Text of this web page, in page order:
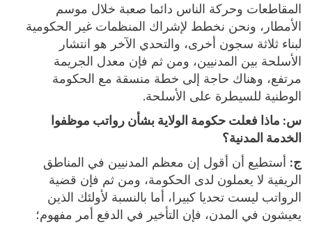
المقاطعات وحركة الناس دائما صعبة خلال موسم
الأمطار، ونحن نخطط لإشراك المنظمات غير الحكومية
لبناء ثلاثة سجون أخرى، والتحدي الآخر هو انتشار
الأسلحة بين المدنيين، ومن ثم فإن معدل الجريمة
مرتفع، وهناك حاجة إلى خطة منسقة مع الحكومة
الوطنية للسيطرة على الأسلحة.
س: ماذا فعلت حكومة الولاية بشأن رواتب موظفوا
الخدمة المدنية؟
ج: أستطيع أن أقول إن معظم المدنيين في المناطق
الريفية لا يعملون لدى الحكومة، ومن ثم فإن قضية
الرواتب ليست تحديا كبيرا، أما بالنسبة لأولئك الذين
يعيشون في المدن، فإن التأخير في الدفع أمر مفهوم؛